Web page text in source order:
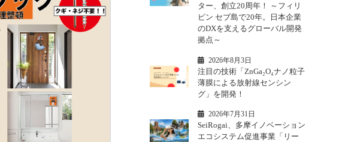
ター、創立20周年！ ～フィリ
ピン セブ島で20年。日本企業
のDXを支えるグローバル開発
拠点～
2026年8月3日
注目の技術「ZnGa₂O₄ナノ粒子
薄膜による放射線センシン
グ」を開発！
2026年7月31日
SeiRogai、多摩イノベーション
エコシステム促進事業「リー